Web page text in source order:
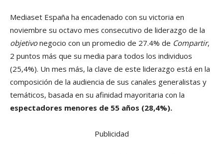
Mediaset España ha encadenado con su victoria en
noviembre su octavo mes consecutivo de liderazgo de la
objetivonegocio con un promedio de 27.4% de Compartir,
2 puntos más que su media para todos los individuos
(25,4%). Un mes más, la clave de este liderazgo está en la
composición de la audiencia de sus canales generalistas y
temáticos, basada en su afinidad mayoritaria con la
espectadores menores de 55 años (28,4%).
Publicidad